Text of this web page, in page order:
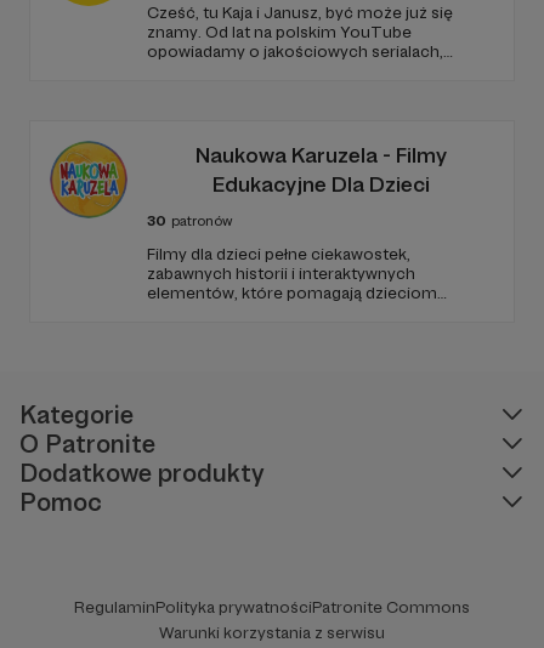
Cześć, tu Kaja i Janusz, być może już się
znamy. Od lat na polskim YouTube
opowiadamy o jakościowych serialach,
rozwijać i dalej działać!
Naukowa Karuzela - Filmy
Edukacyjne Dla Dzieci
30 patronów
Filmy dla dzieci pełne ciekawostek,
zabawnych historii i interaktywnych
elementów, które pomagają dzieciom
Kategorie
O Patronite
Dodatkowe produkty
Pomoc
RegulaminPolityka prywatnościPatronite Commons
Warunki korzystania z serwisu